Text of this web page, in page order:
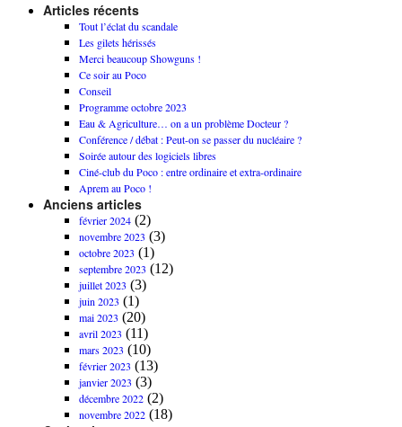
Articles récents
Tout l’éclat du scandale
Les gilets hérissés
Merci beaucoup Showguns !
Ce soir au Poco
Conseil
Programme octobre 2023
Eau & Agriculture… on a un problème Docteur ?
Conférence / débat : Peut-on se passer du nucléaire ?
Soirée autour des logiciels libres
Ciné-club du Poco : entre ordinaire et extra-ordinaire
Aprem au Poco !
Anciens articles
février 2024 (2)
novembre 2023 (3)
octobre 2023 (1)
septembre 2023 (12)
juillet 2023 (3)
juin 2023 (1)
mai 2023 (20)
avril 2023 (11)
mars 2023 (10)
février 2023 (13)
janvier 2023 (3)
décembre 2022 (2)
novembre 2022 (18)